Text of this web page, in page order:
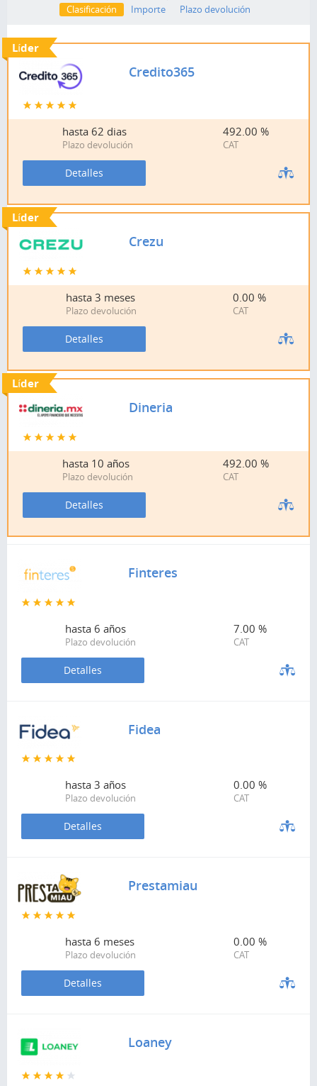
Clasificación
Importe Plazo devolución
Credito365
hasta 62 dias
Plazo devolución
492.00 %
CAT
Detalles
Líder
Crezu
hasta 3 meses
Plazo devolución
0.00 %
CAT
Detalles
Líder
Dineria
hasta 10 años
Plazo devolución
492.00 %
CAT
Detalles
Líder
Finteres
hasta 6 años
Plazo devolución
7.00 %
CAT
Detalles
Fidea
hasta 3 años
Plazo devolución
0.00 %
CAT
Detalles
Prestamiau
hasta 6 meses
Plazo devolución
0.00 %
CAT
Detalles
Loaney